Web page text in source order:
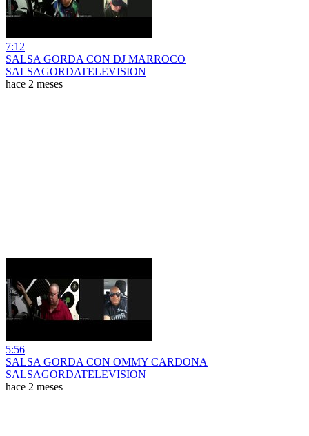
7:12
SALSA GORDA CON DJ MARROCO
SALSAGORDATELEVISION
hace 2 meses
5:56
SALSA GORDA CON OMMY CARDONA
SALSAGORDATELEVISION
hace 2 meses